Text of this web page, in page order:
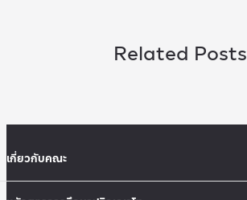
Related Posts
เกี่ยวกับคณะ